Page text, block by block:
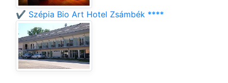
✔️ Szépia Bio Art Hotel Zsámbék ****